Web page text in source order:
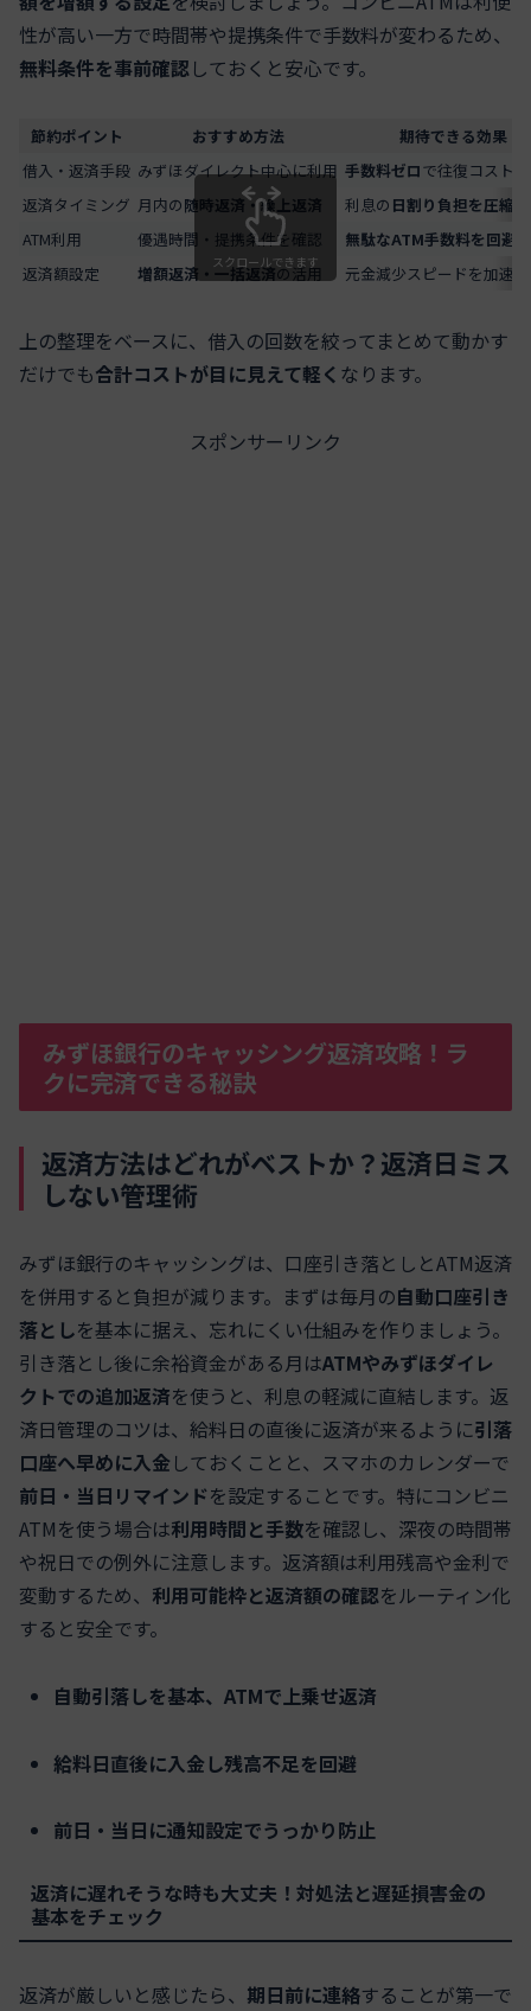
性が高い一方で時間帯や提携条件で手数料が変わるため、
無料条件を事前確認しておくと安心です。
節約ポイント おすすめ方法
期待できる効果
借入・返済手段 みずほダイレクト中心に利用 手数料ゼロで往復コスト
返済タイミング 月内の随時返済・繰上返済 利息の 日割り負担を圧縮
ATM利用
優遇時間・提携条件を確認
無駄なATM手数料を回避
返済額設定
増額返済・一括返済の活用 元金減少スピードを加速
スクロールできます
上の整理をベースに、借入の回数を絞ってまとめて動かす
だけでも合計コストが目に見えて軽く なります。
スポンサーリンク
みずほ銀行のキャッシング返済攻略！ラ
クに完済できる秘訣
返済方法はどれがベストか？返済日ミス
しない管理術
みずほ銀行のキャッシングは、口座引き落としとATM返済
を併用すると負担が減ります。まずは毎月の自動口座引き
落としを基本に据え、忘れにくい仕組みを作りましょう。
引き落とし後に余裕資金がある月はATMやみずほダイレ
クトでの追加返済を使うと、利息の軽減に直結します。返
済日管理のコツは、給料日の直後に返済が来るように引落
口座へ早めに入金 しておくことと、スマホのカレンダーで
前日・当日リマインドを設定することです。特にコンビニ
ATMを使う場合は利用時間と手数を確認し、深夜の時間帯
や祝日での例外に注意します。返済額は利用残高や金利で
変動するため、 利用可能枠と返済額の確認をルーティン化
すると安全です。
自動引落しを基本、ATMで上乗せ返済
給料日直後に入金し残高不足を回避
前日・当日に通知設定でうっかり防止
返済に遅れそうな時も大丈夫！対処法と遅延損害金の
基本をチェック
返済が厳しいと感じたら、 期日前に連絡することが第一で